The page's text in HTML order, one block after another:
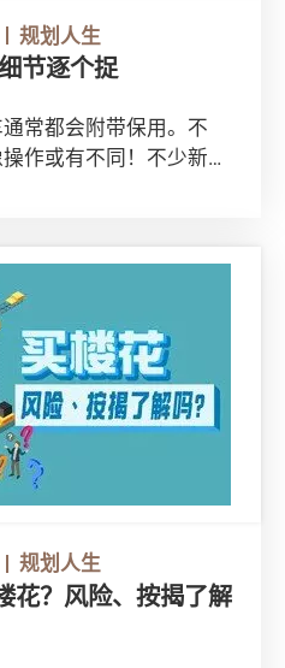
规划人生
节逐个捉
常都会附带保用。不
作或有不同！不少新车
后因车辆维修超出预
车代理商发出问卷，最
下面就来和大家总结一
规划人生
花？风险、按揭了解